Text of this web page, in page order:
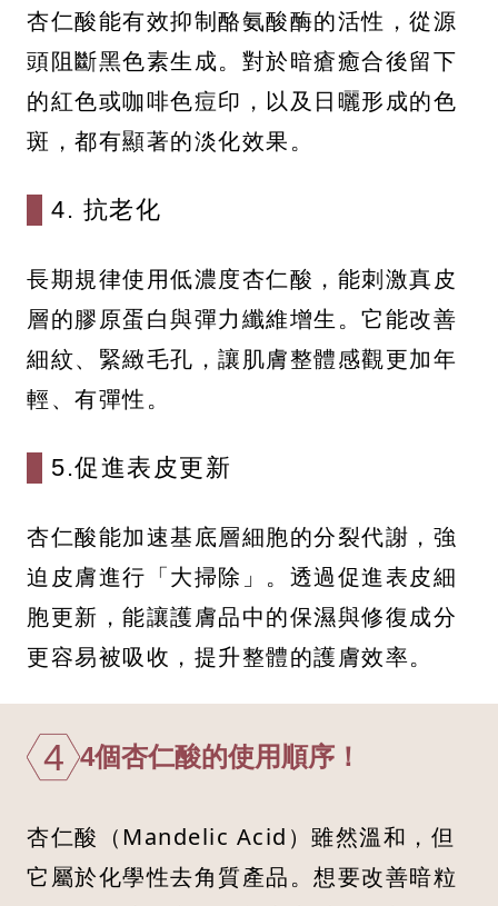
杏仁酸能有效抑制酪氨酸酶的活性，從源
頭阻斷黑色素生成。對於暗瘡癒合後留下
的紅色或咖啡色痘印，以及日曬形成的色
斑，都有顯著的淡化效果。
4. 抗老化
長期規律使用低濃度杏仁酸，能刺激真皮
層的膠原蛋白與彈力纖維增生。它能改善
細紋、緊緻毛孔，讓肌膚整體感觀更加年
輕、有彈性。
5.促進表皮更新
杏仁酸能加速基底層細胞的分裂代謝，強
迫皮膚進行「大掃除」。透過促進表皮細
胞更新，能讓護膚品中的保濕與修復成分
更容易被吸收，提升整體的護膚效率。
4 4個杏仁酸的使用順序！
杏仁酸（Mandelic Acid）雖然溫和，但
它屬於化學性去角質產品。想要改善暗粒